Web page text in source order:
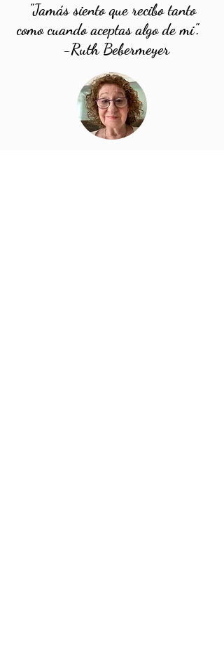
"Jamás siento que recibo tanto
como cuando aceptas algo de mi".
-Ruth Bebermeyer